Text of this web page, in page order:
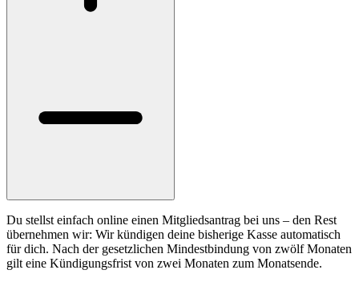
Du stellst einfach online einen Mitgliedsantrag bei uns – den Rest
übernehmen wir: Wir kündigen deine bisherige Kasse automatisch
für dich. Nach der gesetzlichen Mindestbindung von zwölf Monaten
gilt eine Kündigungsfrist von zwei Monaten zum Monatsende.